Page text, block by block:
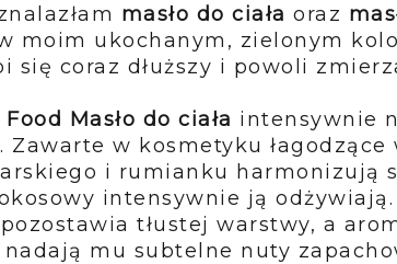
masło do ciała oraz
moim ukochanym, zielonym
się coraz dłuższy i powoli
Masło do ciała intensywnie
Zawarte w kosmetyku
i rumianku harmonizują
intensywnie ją
tłustej warstwy, a
mu subtelne nuty